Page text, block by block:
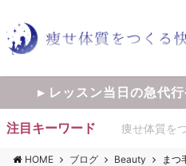
▸ レッスン当日の急代
注目キーワード 痩せ体質を
HOME ブログ Beauty まつ